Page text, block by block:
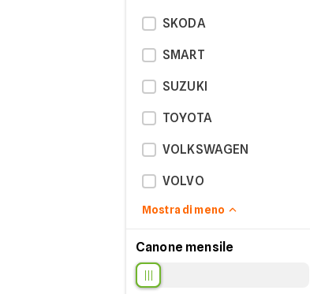
SKODA
SMART
SUZUKI
TOYOTA
VOLKSWAGEN
VOLVO
Mostra di meno
Canone mensile